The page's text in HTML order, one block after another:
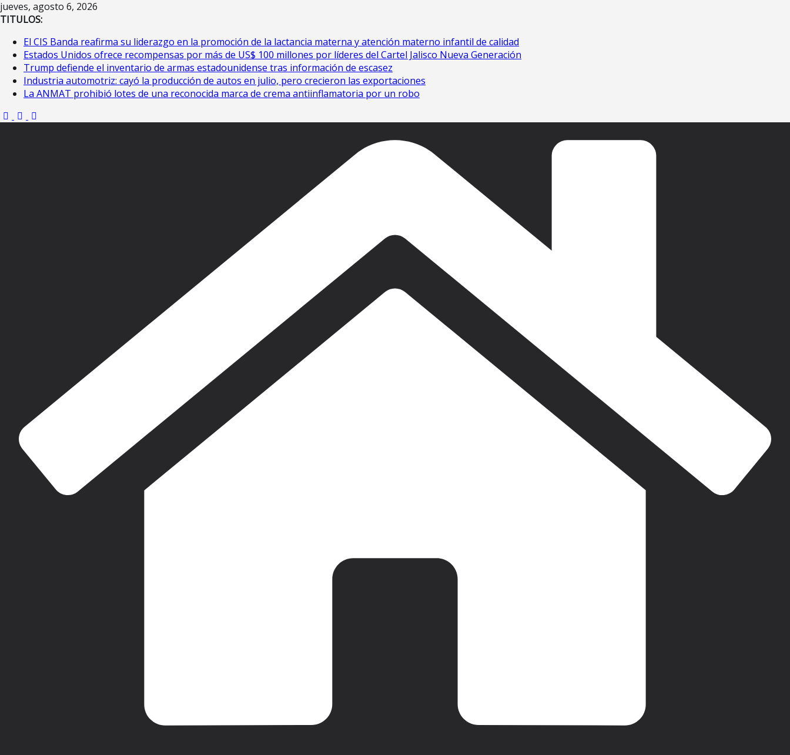
Saltar
al
jueves, agosto 6, 2026
TITULOS:
El CIS Banda reafirma su liderazgo en la promoción de la lactancia materna y atención materno infantil de calidad
Estados Unidos ofrece recompensas por más de US$ 100 millones por líderes del Cartel Jalisco Nueva Generación
Trump defiende el inventario de armas estadounidense tras información de escasez
Industria automotriz: cayó la producción de autos en julio, pero crecieron las exportaciones
La ANMAT prohibió lotes de una reconocida marca de crema antiinflamatoria por un robo